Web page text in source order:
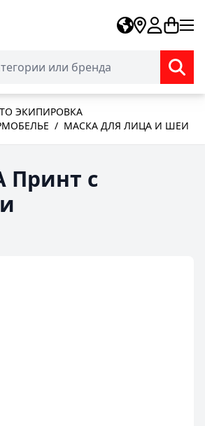
ЭКИПИРОВКА
/ МАСКА ДЛЯ ЛИЦА И ШЕИ
с